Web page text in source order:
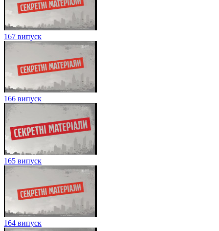
167 випуск
166 випуск
165 випуск
164 випуск